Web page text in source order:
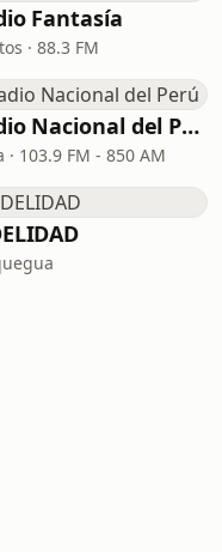
Fantasía
· 88.3 FM
Radio Nacional del Perú
· 103.9 FM - 850 AM